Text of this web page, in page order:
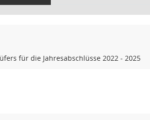
für die Jahresabschlüsse 2022 - 2025